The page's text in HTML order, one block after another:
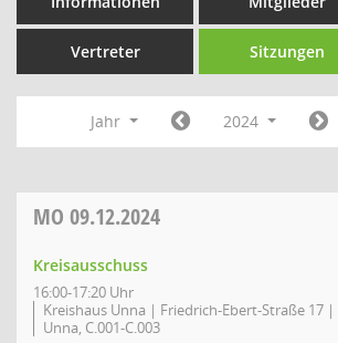
Vertreter Sitzungen
Jahr 2024
MO 09.12.2024
Kreisausschuss
16:00-17:20 Uhr
Kreishaus Unna | Friedrich-Ebert-Straße 17 |
Unna, C.001-C.003